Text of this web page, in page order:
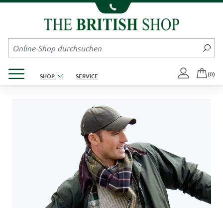
Kompletten Head der Seite überspringen
SHOP SERVICE (0)